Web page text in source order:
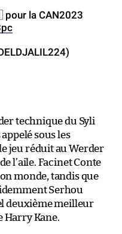
la CAN2023
technique du Syli
sous les
jeu réduit au Werder
l’aile. Facinet Conte
monde, tandis que
Serhou
deuxième meilleur
Harry Kane.